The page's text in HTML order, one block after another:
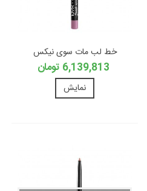
خط لب مات سوی نیکس
6,139,813 تومان
نمایش